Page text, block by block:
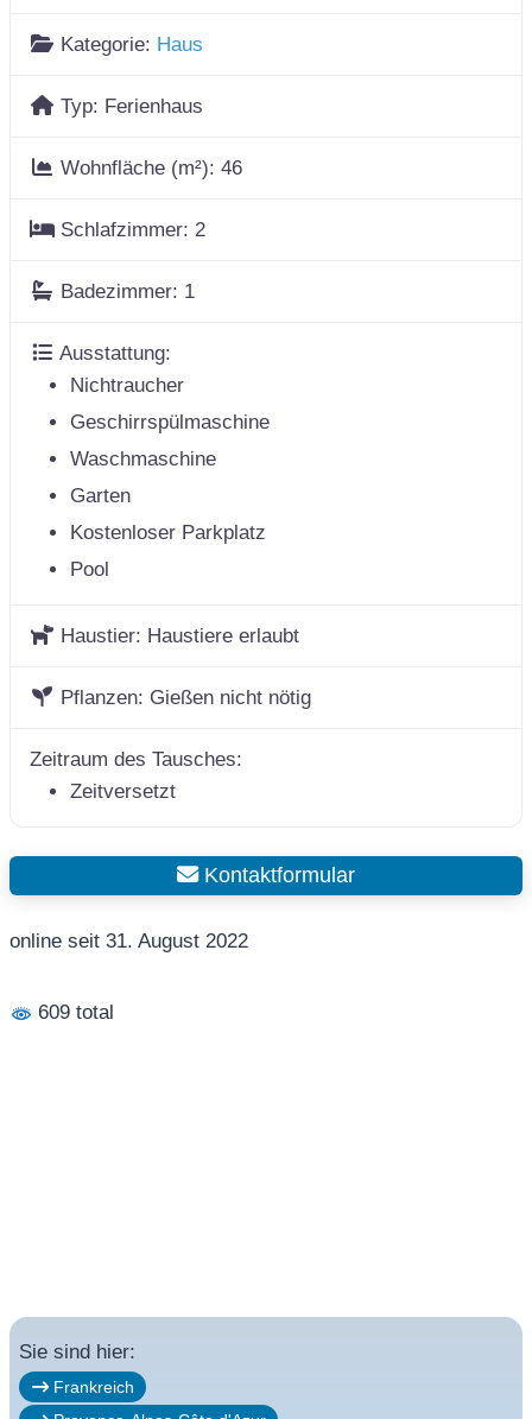
Kategorie: Haus
Typ: Ferienhaus
Wohnfläche (m²):46
Schlafzimmer: 2
Badezimmer: 1
Ausstattung:
Nichtraucher
Geschirrspülmaschine
Waschmaschine
Garten
Kostenloser Parkplatz
Pool
Haustier: Haustiere erlaubt
Pflanzen: Gießen nicht nötig
Zeitraum des Tausches:
Zeitversetzt
Kontaktformular
online seit 31. August 2022
609 total
Sie sind hier:
Frankreich